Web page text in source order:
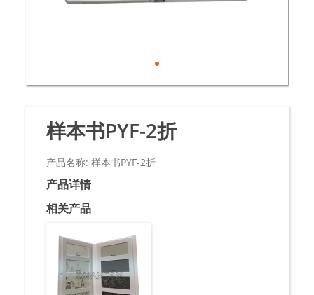
样本书PYF-2折
产品名称: 样本书PYF-2折
产品详情
相关产品